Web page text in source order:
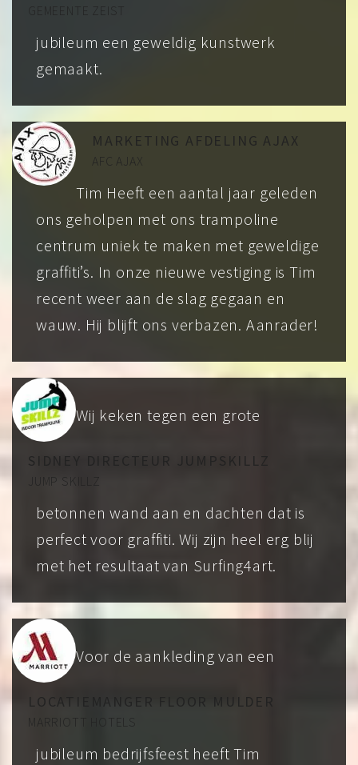
jubileum een geweldig kunstwerk
gemaakt.
MARKETING AFDELING AJAX
AFC AJAX
Tim Heeft een aantal jaar geleden
ons geholpen met ons trampoline
centrum uniek te maken met geweldige
graffiti’s. In onze nieuwe vestiging is Tim
recent weer aan de slag gegaan en
wauw. Hij blijft ons verbazen. Aanrader!
SIDNEY DIRECTEUR JUMPSKILLZ
JUMP SKILLZ
Wij keken tegen een grote
betonnen wand aan en dachten dat is
perfect voor graffiti. Wij zijn heel erg blij
met het resultaat van Surfing4art.
LOCATIEMANGER FLOOR MULDER
MARRIOTT HOTELS
Voor de aankleding van een
jubileum bedrijfsfeest heeft Tim